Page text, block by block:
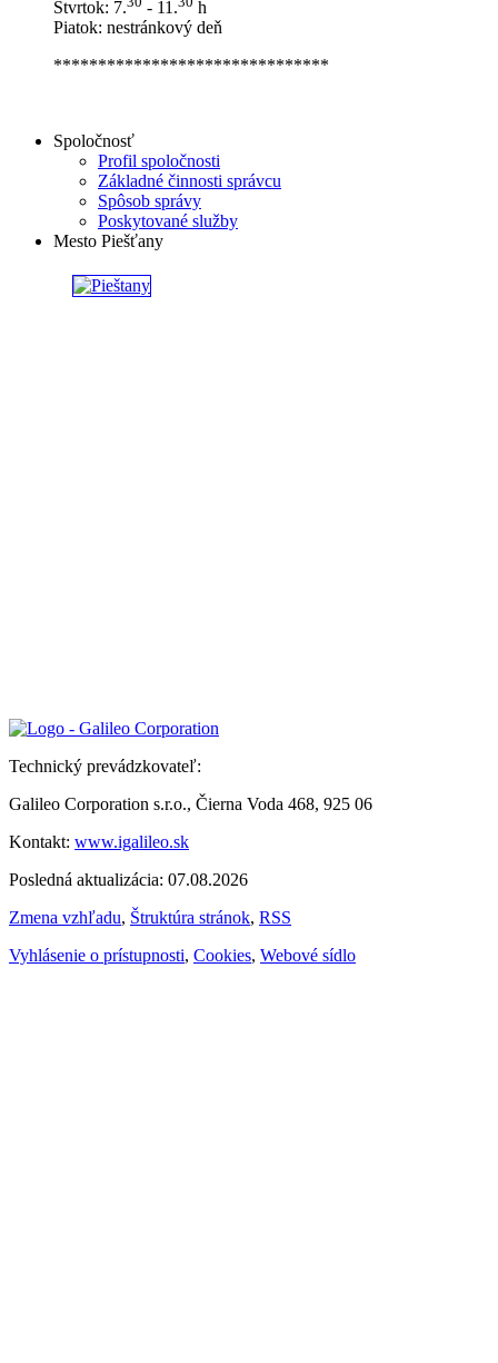
Štvrtok: 7. - 11.
h
Piatok: nestránkový deň
*******************************
Spoločnosť
Profil spoločnosti
Základné činnosti správcu
Spôsob správy
Poskytované služby
Mesto Piešťany
Technický prevádzkovateľ:
Galileo Corporation s.r.o., Čierna Voda 468, 925 06
Kontakt: www.igalileo.sk
Posledná aktualizácia: 07.08.2026
Zmena vzhľadu, Štruktúra stránok, RSS
Vyhlásenie o prístupnosti, Cookies, Webové sídlo